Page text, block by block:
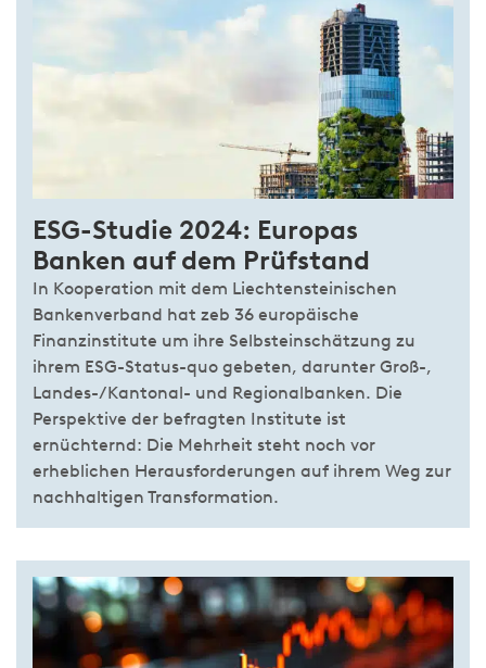
ESG-Studie 2024: Europas
Banken auf dem Prüfstand
In Kooperation mit dem Liechtensteinischen
Bankenverband hat zeb 36 europäische
Finanzinstitute um ihre Selbsteinschätzung zu
ihrem ESG-Status-quo gebeten, darunter Groß-,
Landes-/Kantonal- und Regionalbanken. Die
Perspektive der befragten Institute ist
ernüchternd: Die Mehrheit steht noch vor
erheblichen Herausforderungen auf ihrem Weg zur
nachhaltigen Transformation.